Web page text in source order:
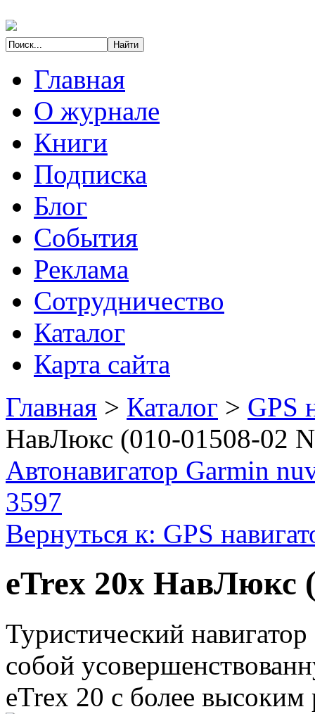
Главная
О журнале
Книги
Подписка
Блог
События
Реклама
Сотрудничество
Каталог
Карта сайта
Главная > Каталог > GPS
НавЛюкс (010-01508-02
Автонавигатор Garmin
3597
Вернуться к: GPS
eTrex 20x НавЛюкс
Туристический
собой
eTrex 20 с более